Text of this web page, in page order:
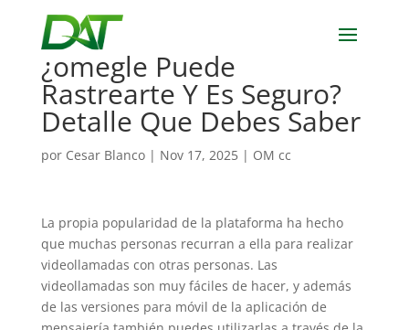
¿omegle Puede
Rastrearte Y Es Seguro?
Detalle Que Debes Saber
por Cesar Blanco| Nov 17, 2025| OM cc
La propia popularidad de la plataforma ha hecho
que muchas personas recurran a ella para realizar
videollamadas con otras personas. Las
videollamadas son muy fáciles de hacer, y además
de las versiones para móvil de la aplicación de